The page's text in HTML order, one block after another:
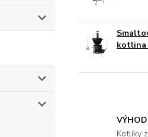
kotlina
Kotlíky